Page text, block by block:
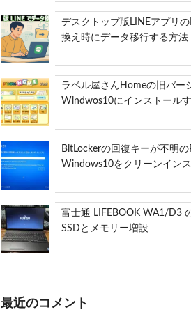
デスクトップ版LINEアプリの
換え時にデータ移行する方法
ラベル屋さんHomeの旧バー
Windwos10にインストール
BitLockerの回復キーが不明の
Windows10をクリーンイン
富士通 LIFEBOOK WA1/D3
SSDとメモリー増設
最近のコメント